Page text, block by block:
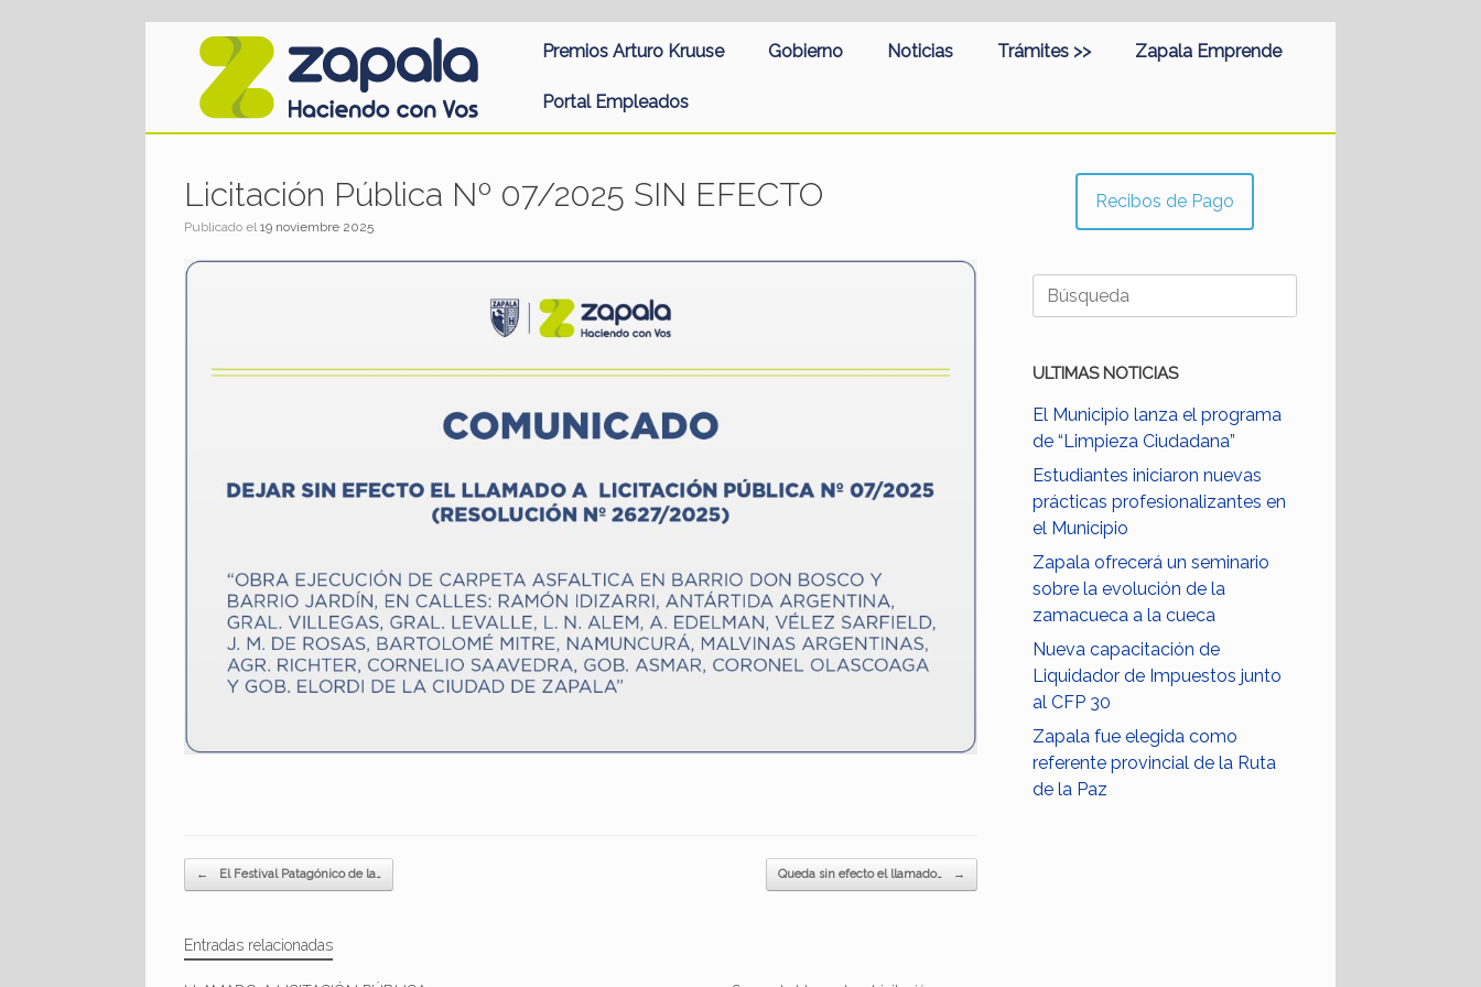
Premios Arturo Kruuse Gobierno Noticias Trámites >> Zapala Emprende
Portal Empleados
Licitación Pública Nº 07/2025 SIN EFECTO
Publicado el19 noviembre 2025
Navegador de artículos
← El Festival Patagónico de la… Queda sin efecto el llamado… →
Entradas relacionadas
Recibos de Pago
Buscar:
ULTIMAS NOTICIAS
El Municipio lanza el programa
de “Limpieza Ciudadana”
Estudiantes iniciaron nuevas
prácticas profesionalizantes en
el Municipio
Zapala ofrecerá un seminario
sobre la evolución de la
zamacueca a la cueca
Nueva capacitación de
Liquidador de Impuestos junto
al CFP 30
Zapala fue elegida como
referente provincial de la Ruta
de la Paz